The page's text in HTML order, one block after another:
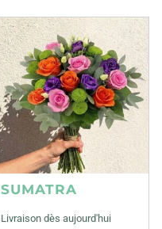
SUMATRA
Livraison dès aujourd'hui